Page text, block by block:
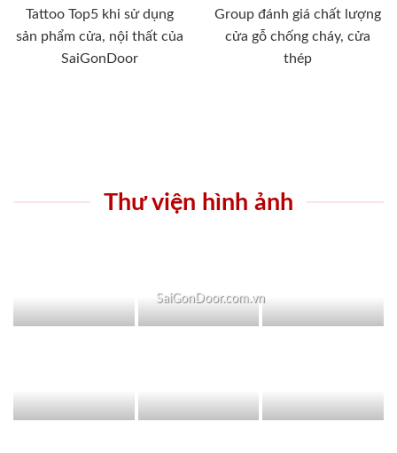
Tattoo Top5 khi sử dụng
sản phẩm cửa, nội thất của
SaiGonDoor
Group đánh giá chất lượng
cửa gỗ chống cháy, cửa
thép
Thư viện hình ảnh
SaiGonDoor.com.vn